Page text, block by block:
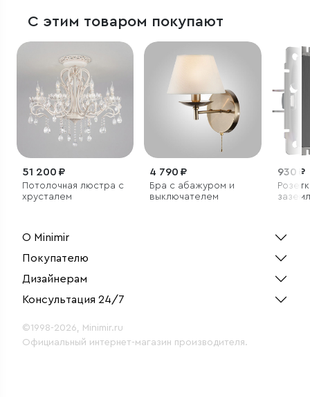
С этим товаром покупают
51 200 ₽
Потолочная люстра с
хрусталем
4 790 ₽
Бра с абажуром и
выключателем
930 ₽
О Minimir
Покупателю
Дизайнерам
Консультация 24/7
©1998-2026, Minimir.ru
Официальный интернет-магазин производителя.